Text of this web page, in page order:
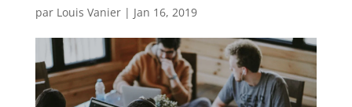
par Louis Vanier| Jan 16, 2019